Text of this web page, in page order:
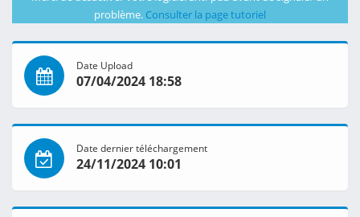
problème. Consulter la page tutoriel
Date Upload
07/04/2024 18:58
Date dernier téléchargement
24/11/2024 10:01